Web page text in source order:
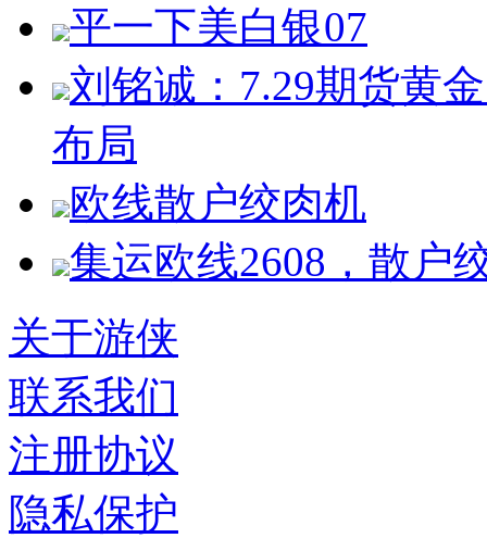
平一下美白银07
刘铭诚：7.29期货黄
布局
欧线散户绞肉机
集运欧线2608，散户
关于游侠
联系我们
注册协议
隐私保护